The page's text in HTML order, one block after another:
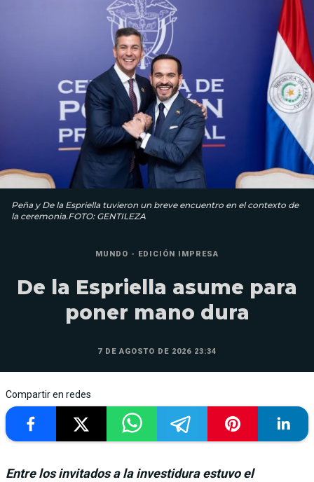
Peña y De la Espriella tuvieron un breve encuentro en el contexto de
la ceremonia.FOTO: GENTILEZA
MUNDO - EDICIÓN IMPRESA
De la Espriella asume para
poner mano dura
7 DE AGOSTO DE 2026 23:34
Compartir en redes
Entre los invitados a la investidura estuvo el